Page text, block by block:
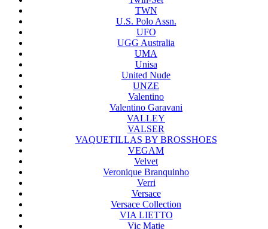
TWN
U.S. Polo Assn.
UFO
UGG Australia
UMA
Unisa
United Nude
UNZE
Valentino
Valentino Garavani
VALLEY
VALSER
VAQUETILLAS BY BROSSHOES
VEGAM
Velvet
Veronique Branquinho
Verri
Versace
Versace Collection
VIA LIETTO
Vic Matie